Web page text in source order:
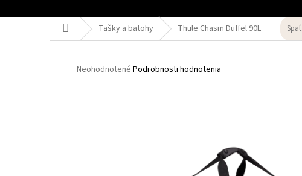
Domov Tašky a batohy Thule Chasm Duffel 90L Späť
Priemerné
Neohodnotené Podrobnosti hodnotenia